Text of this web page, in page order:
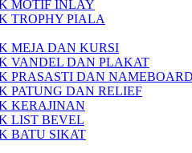
MOTIF INLAY
TROPHY PIALA
MEJA DAN KURSI
VANDEL DAN PLAKAT
PRASASTI DAN NAMEBOARD
PATUNG DAN RELIEF
KERAJINAN
LIST BEVEL
BATU SIKAT